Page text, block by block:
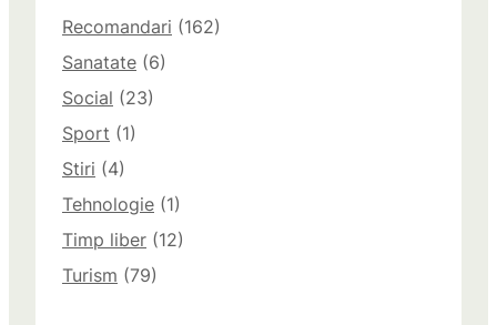
Recomandari (162)
Sanatate (6)
Social (23)
Sport (1)
Stiri (4)
Tehnologie (1)
Timp liber (12)
Turism (79)